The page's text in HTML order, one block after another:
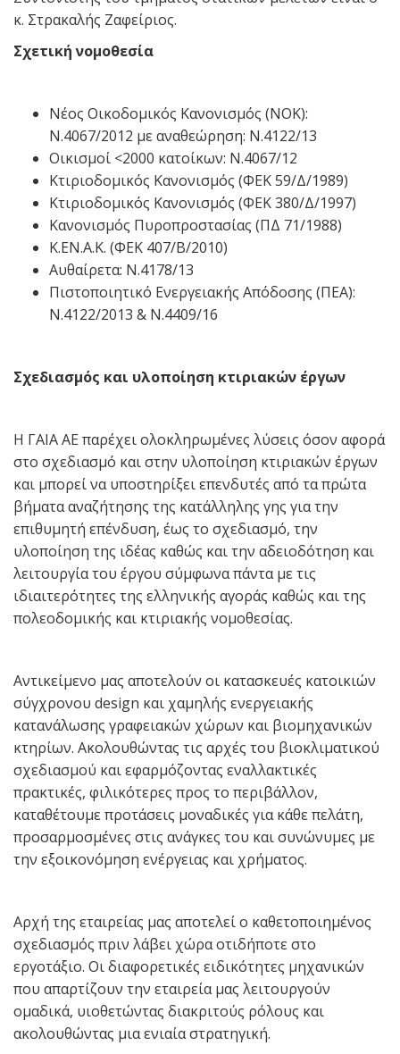
κ. Στρακαλής Ζαφείριος.
Σχετική νομοθεσία
Νέος Οικοδομικός Κανονισμός (ΝΟΚ):
Ν.4067/2012 με αναθεώρηση: Ν.4122/13
Οικισμοί <2000 κατοίκων: Ν.4067/12
Κτιριοδομικός Κανονισμός (ΦΕΚ 59/Δ/1989)
Κτιριοδομικός Κανονισμός (ΦΕΚ 380/Δ/1997)
Κανονισμός Πυροπροστασίας (ΠΔ 71/1988)
Κ.ΕΝ.Α.Κ. (ΦΕΚ 407/Β/2010)
Αυθαίρετα: Ν.4178/13
Πιστοποιητικό Ενεργειακής Απόδοσης (ΠΕΑ):
Ν.4122/2013 & Ν.4409/16
Σχεδιασμός και υλοποίηση κτιριακών έργων
Η ΓΑΙΑ ΑΕ παρέχει ολοκληρωμένες λύσεις όσον αφορά
στο σχεδιασμό και στην υλοποίηση κτιριακών έργων
και μπορεί να υποστηρίξει επενδυτές από τα πρώτα
βήματα αναζήτησης της κατάλληλης γης για την
επιθυμητή επένδυση, έως το σχεδιασμό, την
υλοποίηση της ιδέας καθώς και την αδειοδότηση και
λειτουργία του έργου σύμφωνα πάντα με τις
ιδιαιτερότητες της ελληνικής αγοράς καθώς και της
πολεοδομικής και κτιριακής νομοθεσίας.
Αντικείμενο μας αποτελούν οι κατασκευές κατοικιών
σύγχρονου design και χαμηλής ενεργειακής
κατανάλωσης γραφειακών χώρων και βιομηχανικών
κτηρίων. Ακολουθώντας τις αρχές του βιοκλιματικού
σχεδιασμού και εφαρμόζοντας εναλλακτικές
πρακτικές, φιλικότερες προς το περιβάλλον,
καταθέτουμε προτάσεις μοναδικές για κάθε πελάτη,
προσαρμοσμένες στις ανάγκες του και συνώνυμες με
την εξοικονόμηση ενέργειας και χρήματος.
Αρχή της εταιρείας μας αποτελεί ο καθετοποιημένος
σχεδιασμός πριν λάβει χώρα οτιδήποτε στο
εργοτάξιο. Οι διαφορετικές ειδικότητες μηχανικών
που απαρτίζουν την εταιρεία μας λειτουργούν
ομαδικά, υιοθετώντας διακριτούς ρόλους και
ακολουθώντας μια ενιαία στρατηγική.